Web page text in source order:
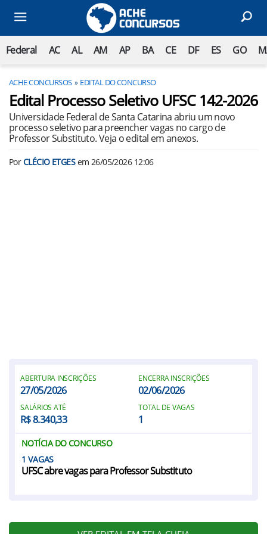
Federal AC AL AM AP BA CE DF ES GO
ACHE CONCURSOS EDITAL DO CONCURSO
Edital Processo Seletivo UFSC 142-2026
Universidade Federal de Santa Catarina abriu um novo
processo seletivo para preencher vagas no cargo de
Professor Substituto. Veja o edital em anexos.
PorCLÉCIO ETGESem 26/05/2026 12:06
ABERTURA INSCRIÇÕES
27/05/2026
ENCERRA INSCRIÇÕES
02/06/2026
SALÁRIOS ATÉ
R$ 8.340,33
TOTAL DE VAGAS
1
NOTÍCIA DO CONCURSO
1
UFSC abre vagas para Professor Substituto